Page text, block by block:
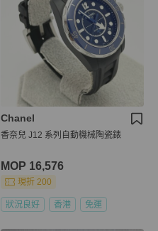
Chanel
香奈兒 J12 系列自動機械陶瓷錶
MOP 16,576
現折 200
狀況良好 香港 免運